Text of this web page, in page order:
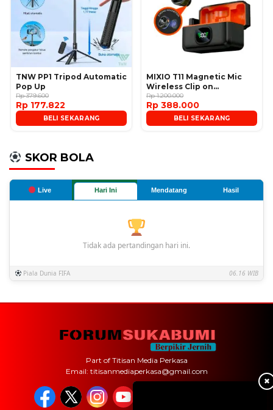
TNW PP1 Tripod Automatic
Pop Up
Rp 379.600
Rp 177.822
BELI SEKARANG
MIXIO T11 Magnetic Mic
Wireless Clip on
Microphone
Rp 1.200.000
Rp 388.000
BELI SEKARANG
SKOR BOLA
Live Hari Ini Mendatang Hasil
Tidak ada pertandingan hari ini.
Piala Dunia FIFA 06.16 WIB
✖
Part of Titisan Media Perkasa
Email: titisanmediaperkasa@gmail.com